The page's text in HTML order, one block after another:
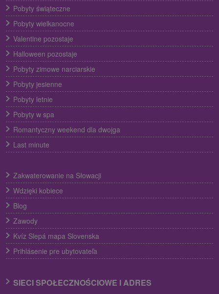
Pobyty świąteczne
Pobyty wielkanocne
Valentine pozostaje
Halloween pozostaje
Pobyty zimowe narciarskie
Pobyty jesienne
Pobyty letnie
Pobyty w spa
Romantyczny weekend dla dwojga
Last minute
Zakwaterowanie na Słowacji
Wdzięki kobiece
Blog
Zawody
Kvíz Slepá mapa Slovenska
Prihlásenie pre ubytovateľa
SIECI SPOŁECZNOŚCIOWE I ADRES